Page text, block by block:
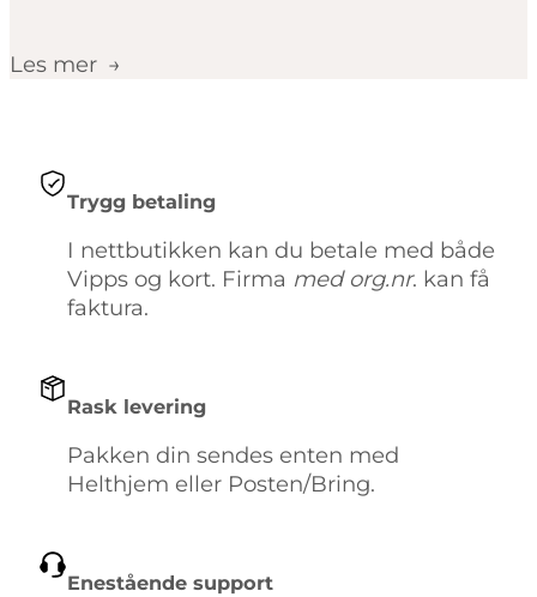
Les mer
Trygg betaling
I nettbutikken kan du betale med både
Vipps og kort. Firma med org.nr. kan få
faktura.
Rask levering
Pakken din sendes enten med
Helthjem eller Posten/Bring.
Enestående support